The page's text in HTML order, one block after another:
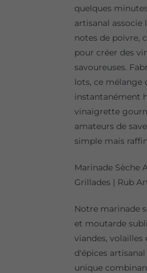
quelques
artisanal associe
notes de poivre,
pour créer des
savoureuses.
lots, ce mélange
instantanément
vinaigrette
amateurs de
simple mais
Marinade Sèche
Grillades | Rub
Notre marinade
et moutarde
viandes, volailles
d'épices
unique